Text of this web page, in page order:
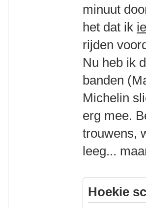
minuut
het dat ik
rijden
Nu heb ik
banden
Michelin
erg mee.
trouwens,
leeg...
Hoekie